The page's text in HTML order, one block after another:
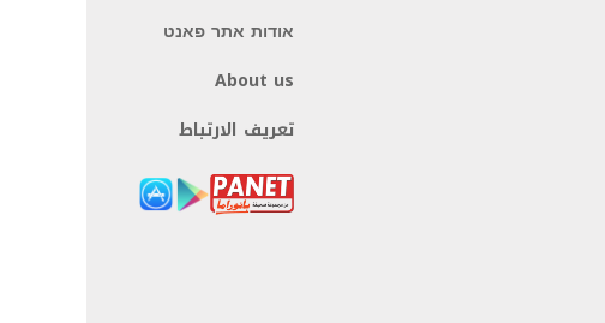
אודות אתר פאנט
About us
تعريف الارتباط